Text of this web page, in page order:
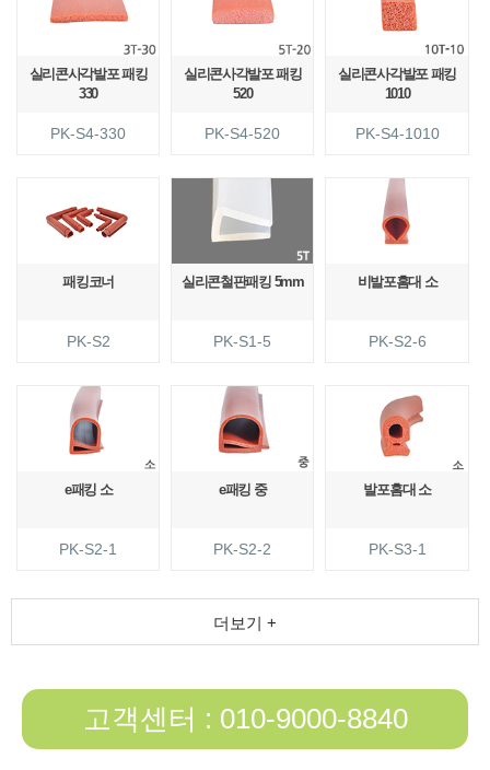
실리콘사각발포 패킹
330
PK-S4-330
실리콘사각발포 패킹
520
PK-S4-520
실리콘사각발포 패킹
1010
PK-S4-1010
패킹코너
PK-S2
실리콘철판패킹 5mm
PK-S1-5
비발포홈대 소
PK-S2-6
e패킹 소
PK-S2-1
e패킹 중
PK-S2-2
발포홈대 소
PK-S3-1
더보기 +
고객센터 : 010-9000-8840